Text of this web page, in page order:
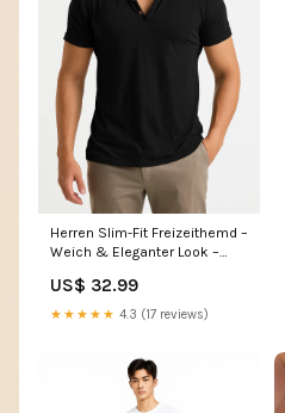
Herren Slim-Fit Freizeithemd –
Weich & Eleganter Look –
US$ 32.99
★★★★★ 4.3 (17 reviews)